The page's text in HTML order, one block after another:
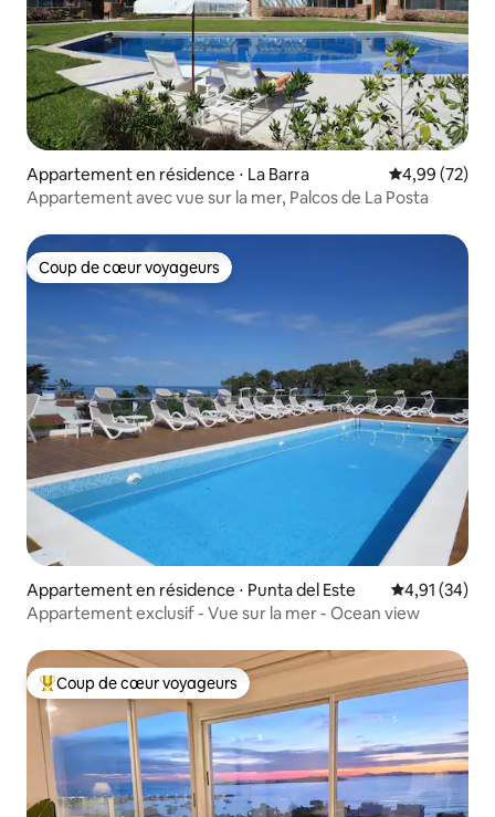
Appartement en résidence ⋅ La Barra Évaluation
4,99 (72)
Appartement avec vue sur la mer, Palcos de La Posta
Coup de cœur voyageurs
Coup de cœur voyageurs
Appartement en résidence ⋅ Punta del Este Évaluation
4,91 (34)
Appartement exclusif - Vue sur la mer - Ocean view
Coups de cœur voyageurs les plus appréciés
Coup de cœur voyageurs